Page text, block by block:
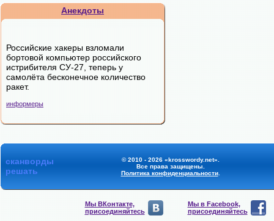
Анекдоты
Российские хакеры взломали
бортовой компьютер российского
истрибителя СУ-27, теперь у
самолёта бесконечное количество
ракет.
информеры
сканворды
решать
© 2010 - 2026 «krosswordy.net».
Все права защищены.
Политика конфиденциальности.
Мы ВКонтакте,
присоединяйтесь
Мы в Facebook,
присоединяйтесь